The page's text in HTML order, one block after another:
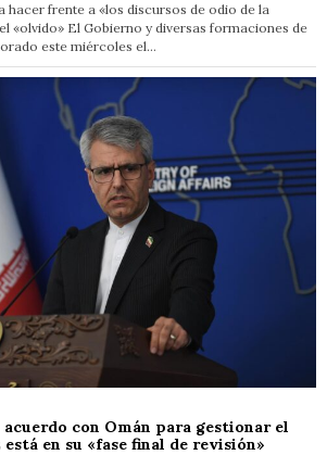
hacer frente a «los discursos de odio de la
«olvido» El Gobierno y diversas formaciones de
este miércoles el…
con Omán para gestionar el
en su «fase final de revisión»